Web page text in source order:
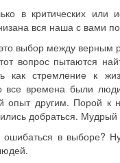
в критических или
вся наша с вами
выбор между
вопрос пытаются
как стремление к
все времена были
опыт другим. Порой к
добраться. Мудрый
ошибаться в выборе?